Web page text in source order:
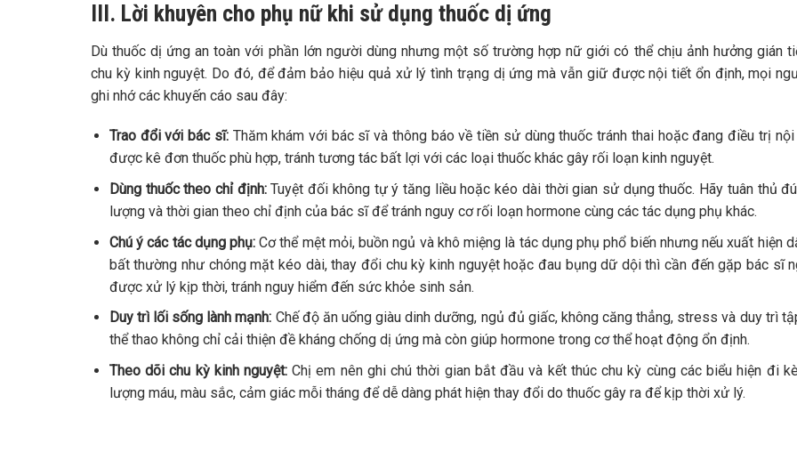
III. Lời khuyên cho phụ nữ khi sử dụng thuốc dị ứng
Dù thuốc dị ứng an toàn với phần lớn người dùng nhưng một số trường hợp nữ giới có thể chịu ảnh hưởng gián
chu kỳ kinh nguyệt. Do đó, để đảm bảo hiệu quả xử lý tình trạng dị ứng mà vẫn giữ được nội tiết ổn định, mọi
ghi nhớ các khuyến cáo sau đây:
Trao đổi với bác sĩ:Thăm khám với bác sĩ và thông báo về tiền sử dùng thuốc tránh thai hoặc đang điều trị
được kê đơn thuốc phù hợp, tránh tương tác bất lợi với các loại thuốc khác gây rối loạn kinh nguyệt.
Dùng thuốc theo chỉ định:Tuyệt đối không tự ý tăng liều hoặc kéo dài thời gian sử dụng thuốc. Hãy tuân thủ
lượng và thời gian theo chỉ định của bác sĩ để tránh nguy cơ rối loạn hormone cùng các tác dụng phụ khác.
Chú ý các tác dụng phụ: Cơ thể mệt mỏi, buồn ngủ và khô miệng là tác dụng phụ phổ biến nhưng nếu xuất hiện
bất thường như chóng mặt kéo dài, thay đổi chu kỳ kinh nguyệt hoặc đau bụng dữ dội thì cần đến gặp bác sĩ
được xử lý kịp thời, tránh nguy hiểm đến sức khỏe sinh sản.
Duy trì lối sống lành mạnh: Chế độ ăn uống giàu dinh dưỡng, ngủ đủ giấc, không căng thẳng, stress và duy trì
thể thao không chỉ cải thiện đề kháng chống dị ứng mà còn giúp hormone trong cơ thể hoạt động ổn định.
Theo dõi chu kỳ kinh nguyệt: Chị em nên ghi chú thời gian bắt đầu và kết thúc chu kỳ cùng các biểu hiện đi
lượng máu, màu sắc, cảm giác mỗi tháng để dễ dàng phát hiện thay đổi do thuốc gây ra để kịp thời xử lý.